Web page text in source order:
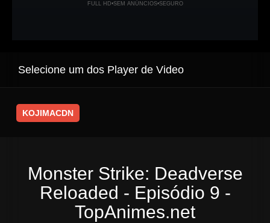
FULL HD•SEM ANÚNCIOS•SEGURO
Selecione um dos Player de Video
KOJIMACDN
Monster Strike: Deadverse
Reloaded - Episódio 9 -
TopAnimes.net